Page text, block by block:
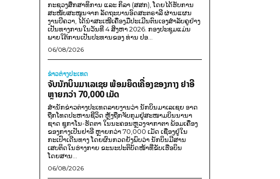
ກະຊວງສຶກສາທິການ ແລະ ກິລາ (ສສກ), ໂດຍໄດ້ຮັບການ
ສະໜັບສະໜູນຈາກ ລັດຖະບານອົດສະຕຣາລີ ຜ່ານແຜນ
ງານບີຄວາ, ໄດ້ນຳສະເໜີເຄື່ອງມືປະເມີນຕົນເອງສຳລັບຄູຢ່າງ
ເປັນທາງການໃນວັນທີ 4 ສິງຫາ 2026. ກອງປະຊຸມແມ່ນ
ພາຍໃຕ້ການເປັນປະທານຂອງ ທ່ານ ປອ...
06/08/2026
ຂ່າວຕ່າງປະເທດ
ຈັບນັກບິນມາເລເຊຍ ພ້ອມຍຶດເຄື່ອງຂອງກາງ ຢາອີ
ຫຼາຍກວ່າ 70,000 ເມັດ
ສຳນັກຂ່າວຕ່າງປະເທດລາຍງານວ່າ ນັກບິນມາເລເຊຍ ອາດ
ຖືກໂທດປະຫານຊີວິດ ຫຼັງຖືກຈັບກຸມຢູ່ສະໜາມບິນນານາ
ຊາດ ຊູກາໂນ-ຮັດຕາ ໃນນະຄອນຫຼວງຈາກາຕາ ພ້ອມເຄື່ອງ
ຂອງກາງເປັນຢາອີ ຫຼາຍກວ່າ 70,000 ເມັດ ເຊື່ອງຢູ່ໃນ
ກະເປົາເດີນທາງ ໂດຍຜົນກວດຍັງພົບວ່າ ນັກບິນມີສານ
ເສບຕິດໃນຮ່າງກາຍ ຂະນະປະຕິບັດໜ້າທີ່ຂັບເຮືອບິນ
ໂດຍສານ...
06/08/2026